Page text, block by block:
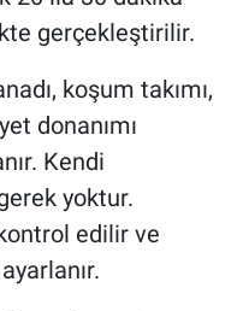
gerçekleştirilir.
koşum takımı,
donanımı
Kendi
yoktur.
edilir ve